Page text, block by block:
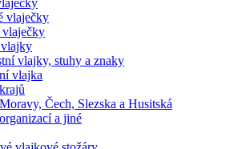
vlaječky
vlajky, stuhy a znaky
vlajka
Čech, Slezska a Husitská
a jiné